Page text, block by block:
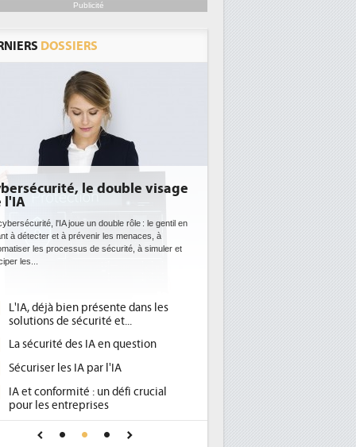
Publicité
DOSSIERS
l'efficacité énergétique
une obligation pour les
datacenters plus durables et plus efficaces, c'est
recherchent les pouvoirs publics européens
la mise en oeuvre de la nouvelle Directive sur
Qu'est-ce que la DEE (directive
d'efficacité énergétique) ?
DEE, une pression administrative
place pour répondre à...
Phocea DC dans les cordes pour la